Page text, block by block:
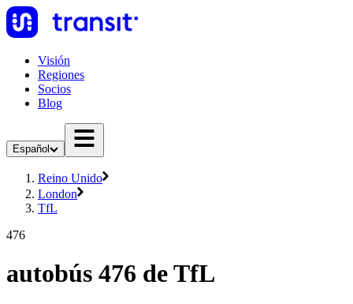
Visión
Regiones
Socios
Blog
Español
Reino Unido
London
TfL
476
autobús 476 de TfL